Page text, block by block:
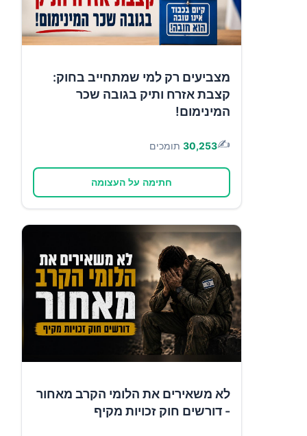
מצביעים רק למי שמתחייב בחוק:
קצבת אזרח ותיק בגובה שכר
המינימום!
✍️
30,253 תומכים
חתימה על העצומה
לא משאירים את הלומי הקרב מאחור
- דורשים חוק זכויות מקיף